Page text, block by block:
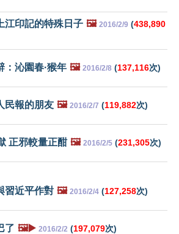
江印記的特殊日子 🖼️ 2016/2/9 (438,890
：沁園春·猴年 🖼️ 2016/2/8 (137,116次)
民報的朋友 🖼️ 2016/2/7 (119,882次)
正邪較量正酣 🖼️ 2016/2/5 (231,305次)
習近平作對 🖼️ 2016/2/4 (127,258次)
了 🖼️▶️ 2016/2/2 (197,079次)